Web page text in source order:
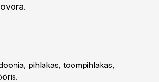
pihlakas, toompihlakas,